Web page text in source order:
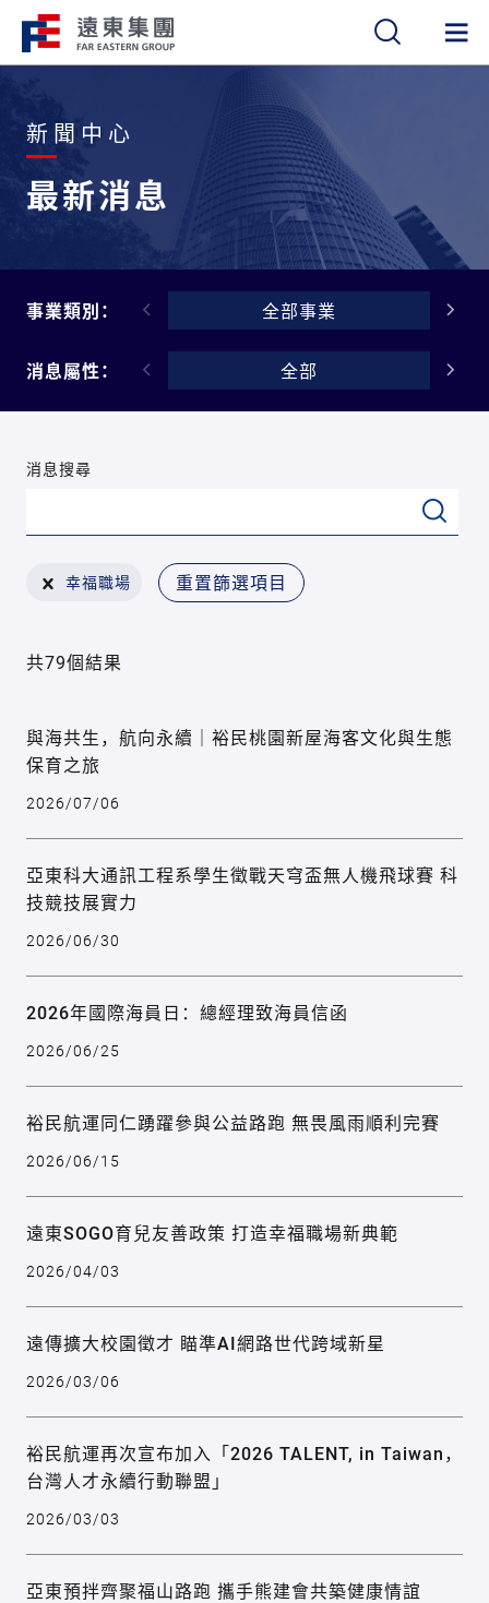
繁 簡 EN
新聞中心
最新消息
事業類別： 全部事業
消息屬性： 全部
消息搜尋
幸福職場 重置篩選項目
共79個結果
與海共生，航向永續｜裕民桃園新屋海客文化與生態
保育之旅
2026/07/06
亞東科大通訊工程系學生徵戰天穹盃無人機飛球賽 科
技競技展實力
2026/06/30
2026年國際海員日：總經理致海員信函
2026/06/25
裕民航運同仁踴躍參與公益路跑 無畏風雨順利完賽
2026/06/15
遠東SOGO育兒友善政策 打造幸福職場新典範
2026/04/03
遠傳擴大校園徵才 瞄準AI網路世代跨域新星
2026/03/06
裕民航運再次宣布加入「2026 TALENT, in Taiwan，
台灣人才永續行動聯盟」
2026/03/03
亞東預拌齊聚福山路跑 攜手熊建會共築健康情誼